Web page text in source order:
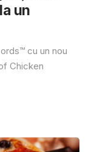
un
cu un nou
Chicken